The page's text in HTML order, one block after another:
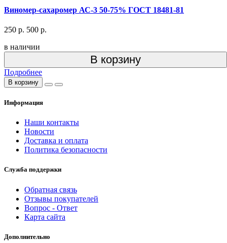
Виномер-сахаромер АС-3 50-75% ГОСТ 18481-81
250 р. 500 р.
в наличии
В корзину
Подробнее
В корзину
Информация
Наши контакты
Новости
Доставка и оплата
Политика безопасности
Служба поддержки
Обратная связь
Отзывы покупателей
Вопрос - Ответ
Карта сайта
Дополнительно